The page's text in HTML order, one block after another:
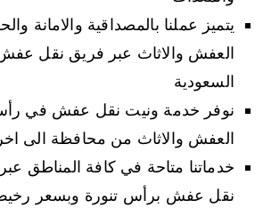
يتميز عملنا بالمصداقية والامانة
العفش والاثاث عبر فريق نقل
السعودية
نوفر خدمة ونيت نقل عفش في
العفش والاثاث من محافظة الى
خدماتنا متاحة في كافة المناطق
نقل عفش برأس تنورة وبسعر